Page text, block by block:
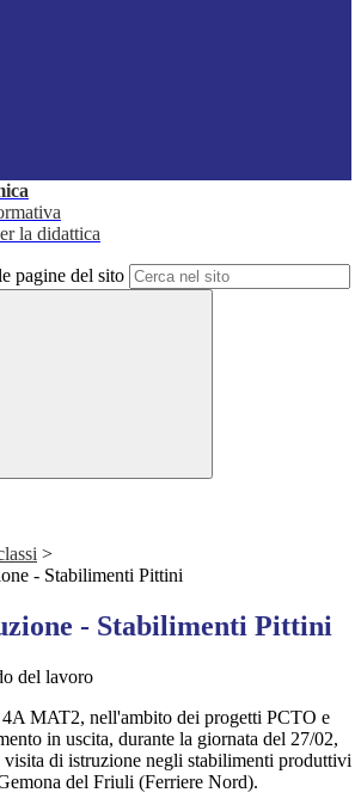
la didattica
pagine del sito
>
- Stabilimenti Pittini
- Stabilimenti Pittini
del lavoro
MAT2, nell'ambito dei progetti PCTO e
in uscita, durante la giornata del 27/02,
visita di istruzione negli stabilimenti produttivi
del Friuli (Ferriere Nord).